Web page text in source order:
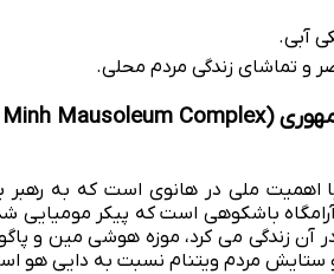
آبی.
و تماشای زندگی مردم محلی.
ملی در هانوی است که به رهبر
باشکوهی است که پیکر مومیایی
آن زندگی می کرد، موزه هوشی مین و
و ستایش مردم ویتنام نسبت به دایی هو